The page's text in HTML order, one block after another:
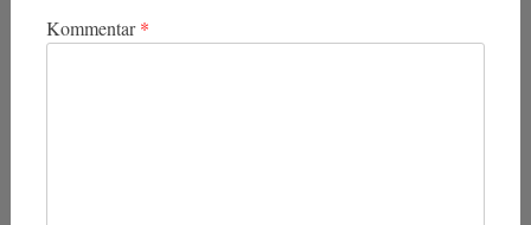
Kommentar*